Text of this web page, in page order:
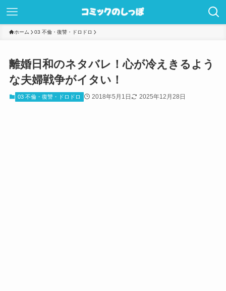
ホーム 03 不倫・復讐・ドロドロ
離婚日和のネタバレ！心が冷えきるよう
な夫婦戦争がイタい！
03 不倫・復讐・ドロドロ 2018年5月1日 2025年12月28日